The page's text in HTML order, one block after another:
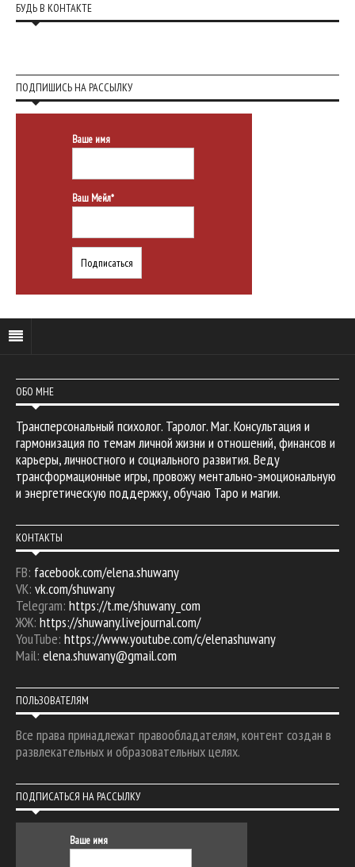
БУДЬ В КОНТАКТЕ
ПОДПИШИСЬ НА РАССЫЛКУ
Ваше имя
Ваш Мейл*
ОБО МНЕ
Трансперсональный психолог. Таролог. Маг. Консультация и
гармонизация по темам личной жизни и отношений, финансов и
карьеры, личностного и социального развития. Веду
трансформационные игры, провожу ментально-эмоциональную
и энергетическую поддержку, обучаю Таро и магии.
КОНТАКТЫ
FB: facebook.com/elena.shuwany
VK: vk.com/shuwany
Telegram: https://t.me/shuwany_com
ЖЖ: https://shuwany.livejournal.com/
YouTube: https://www.youtube.com/c/elenashuwany
Mail: elena.shuwany@gmail.com
ПОЛЬЗОВАТЕЛЯМ
Все права принадлежат правообладателям, контент создан в
развлекательных и образовательных целях.
ПОДПИСАТЬСЯ НА РАССЫЛКУ
Ваше имя